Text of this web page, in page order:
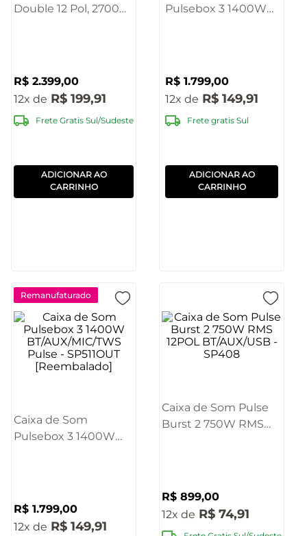
Double 12 Pol, 2700W
R$ 2.399,00
12
R$ 199,91
Frete Gratis Sul/Sudeste
ADICIONAR AO
CARRINHO
Pulsebox 3 1400W
R$ 1.799,00
12
R$ 149,91
Frete gratis Sul
ADICIONAR AO
CARRINHO
Remanufaturado
Caixa de Som
Pulsebox 3 1400W
R$ 1.799,00
12
R$ 149,91
Caixa de Som Pulse
Burst 2 750W RMS
R$ 899,00
12
R$ 74,91